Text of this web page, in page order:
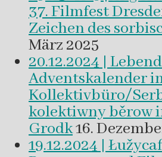
37. Filmfest
Zeichen des
März 2025
20.12.2024 |
Adventskalender
Kollektivbüro/
kolektiwny běrow
Grodk16.
19.12.2024 |